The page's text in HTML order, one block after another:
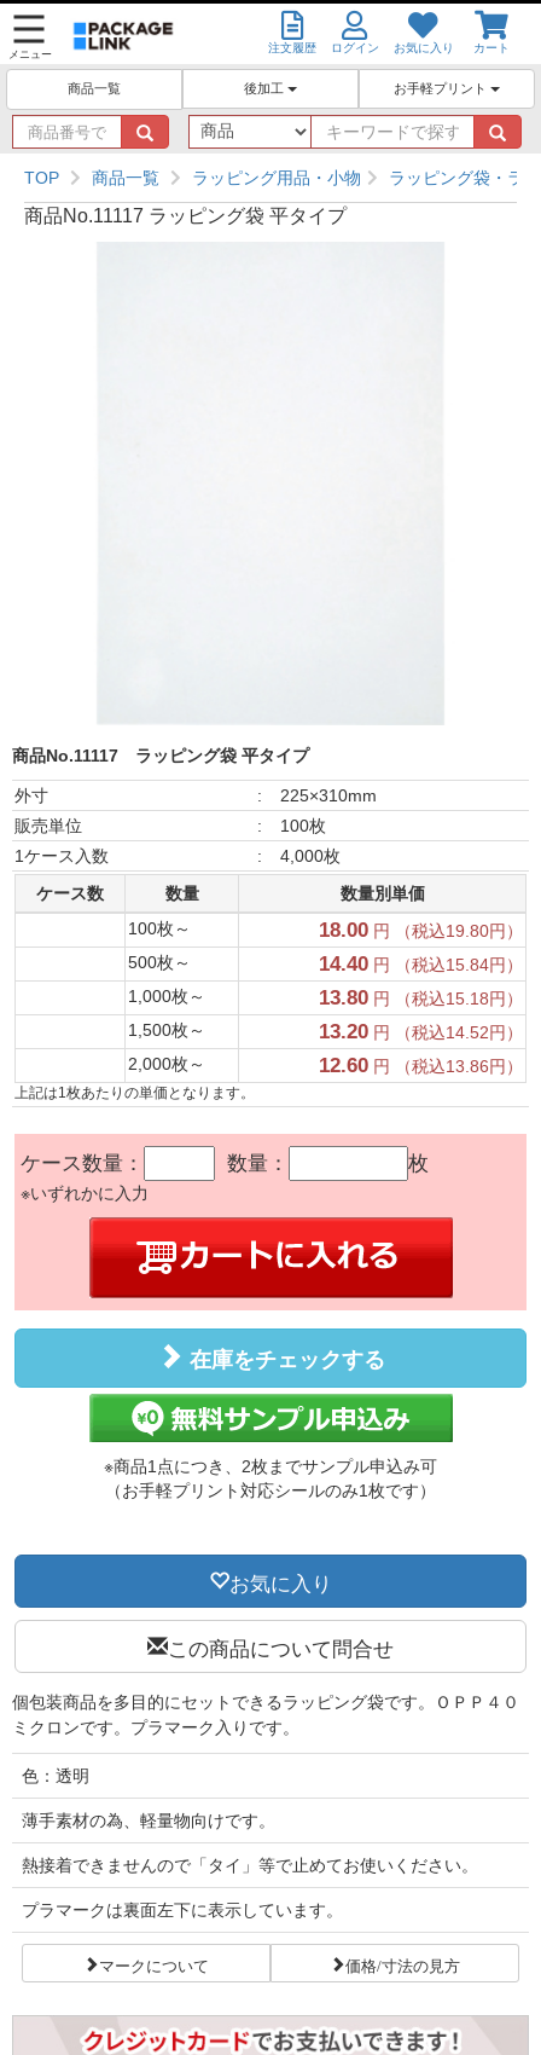
メニュー 注文履歴 ログイン お気に入り カート
商品一覧 後加工 お手軽プリント
商
品
番
号
で
キ
ー
ワ
ー
TOP 商品一覧 ラッピング用品・小物 ラッピング袋・ラ
商品No.11117 ラッピング袋 平タイプ
商品No.11117 ラッピング袋 平タイプ
外寸 :
225×310mm
販売単位
:
100枚
1ケース入数
:
4,000枚
ケース数
数量
数量別単価
100枚～
18.00 円 （税込19.80円）
500枚～
14.40 円 （税込15.84円）
1,000枚～
13.80 円 （税込15.18円）
1,500枚～
13.20 円 （税込14.52円）
2,000枚～
12.60 円 （税込13.86円）
上記は1枚あたりの単価となります。
ケース数量： 数量： 枚
※いずれかに入力
在庫をチェックする
※商品1点につき、2枚までサンプル申込み可
（お手軽プリント対応シールのみ1枚です）
お気に入り
この商品について問合せ
個包装商品を多目的にセットできるラッピング袋です。ＯＰＰ４０
ミクロンです。プラマーク入りです。
色：透明
薄手素材の為、軽量物向けです。
熱接着できませんので「タイ」等で止めてお使いください。
プラマークは裏面左下に表示しています。
マークについて 価格/寸法の見方